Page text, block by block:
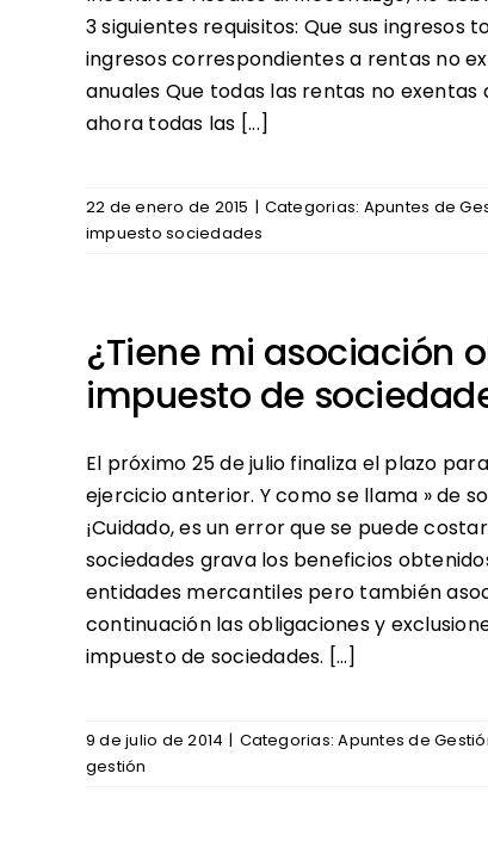
3 siguientes requisitos: Que sus ingresos
ingresos correspondientes a rentas no
anuales Que todas las rentas no
ahora todas las [...]
22 de enero de 2015 | Categorias: Apuntes de
impuesto sociedades
¿Tiene mi asociación
impuesto de
El próximo 25 de julio finaliza el plazo
ejercicio anterior. Y como se llama » de
¡Cuidado, es un error que se puede
sociedades grava los beneficios
entidades mercantiles pero también
continuación las obligaciones y
impuesto de sociedades. […]
9 de julio de 2014 | Categorias:Apuntes de
gestión